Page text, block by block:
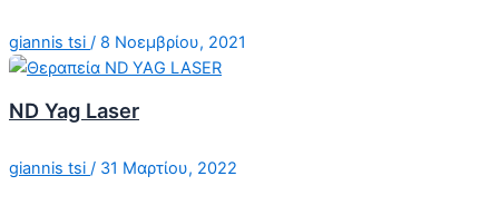
giannis tsi / 8 Νοεμβρίου, 2021
ND Yag Laser
giannis tsi / 31 Μαρτίου, 2022